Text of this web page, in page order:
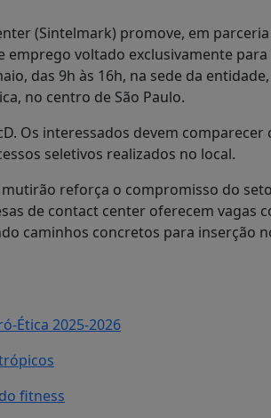
(Sintelmark) promove, em
emprego voltado exclusivamente
das 9h às 16h, na sede da
no centro de São Paulo.
Os interessados devem
seletivos realizados no local.
reforça o compromisso do
de contact center oferecem vagas
caminhos concretos para inserção
Ética 2025-2026
fitness